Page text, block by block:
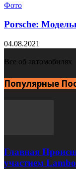
Фото
Porsche:
04.08.2021
Все об автомобилях
Популярные
Главная
участием